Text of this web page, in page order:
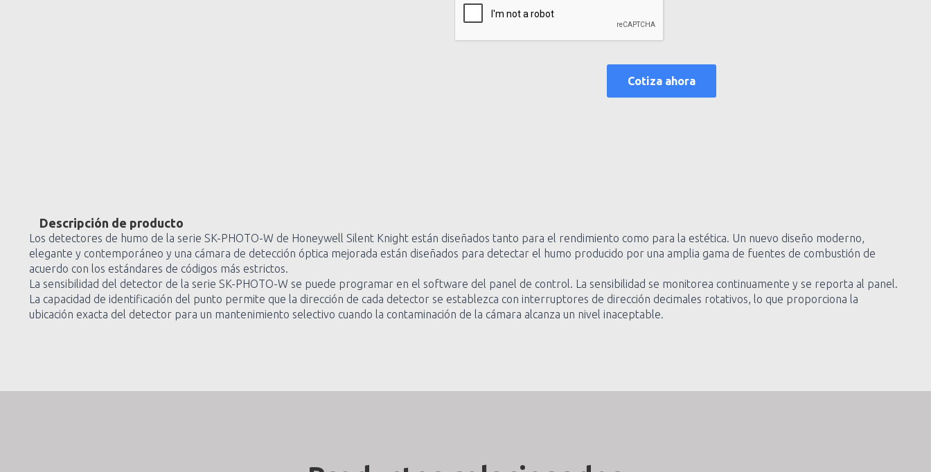
Descripción de producto
Los detectores de humo de la serie SK-PHOTO-W de Honeywell Silent Knight están diseñados tanto para el rendimiento como para la estética. Un nuevo diseño moderno,
elegante y contemporáneo y una cámara de detección óptica mejorada están diseñados para detectar el humo producido por una amplia gama de fuentes de combustión de
acuerdo con los estándares de códigos más estrictos.
La sensibilidad del detector de la serie SK-PHOTO-W se puede programar en el software del panel de control. La sensibilidad se monitorea continuamente y se reporta al panel.
La capacidad de identificación del punto permite que la dirección de cada detector se establezca con interruptores de dirección decimales rotativos, lo que proporciona la
ubicación exacta del detector para un mantenimiento selectivo cuando la contaminación de la cámara alcanza un nivel inaceptable.